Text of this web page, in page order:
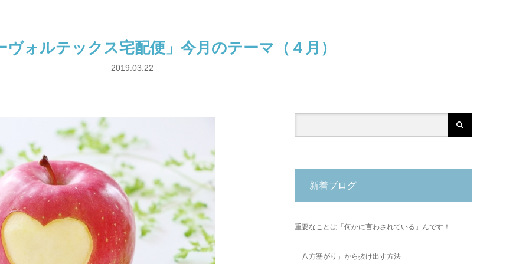
ォルテックス宅配便」今月のテーマ（４月）
2019.03.22
新着ブログ
重要なことは「何かに言わされている」んです！
「八方塞がり」から抜け出す方法